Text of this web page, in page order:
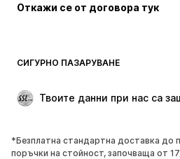
Откажи се от договора тук
СИГУРНО ПАЗАРУВАНЕ
Твоите данни при нас са
*Безплатна стандартна доставка до
поръчки на стойност, започваща от